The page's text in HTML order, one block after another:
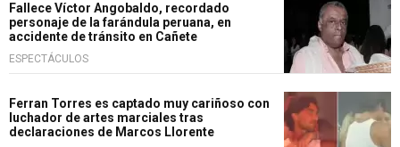
Fallece Víctor Angobaldo, recordado
personaje de la farándula peruana, en
accidente de tránsito en Cañete
ESPECTÁCULOS
Ferran Torres es captado muy cariñoso con
luchador de artes marciales tras
declaraciones de Marcos Llorente